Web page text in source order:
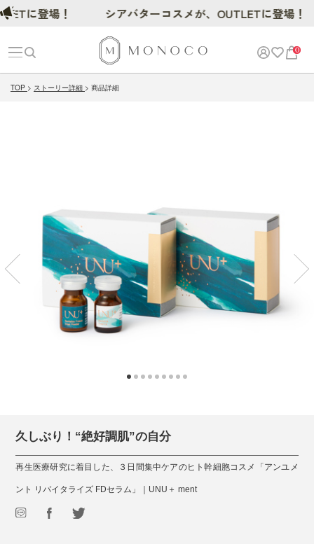
0
TOP ストーリー詳細 商品詳細
久しぶり！“絶好調肌”の自分
再生医療研究に着目した、３日間集中ケアのヒト幹細胞コスメ「アンユメ
ント リバイタライズ FDセラム」｜UNU＋ ment
に登場！ シアバターコスメが、OUTLETに登場！